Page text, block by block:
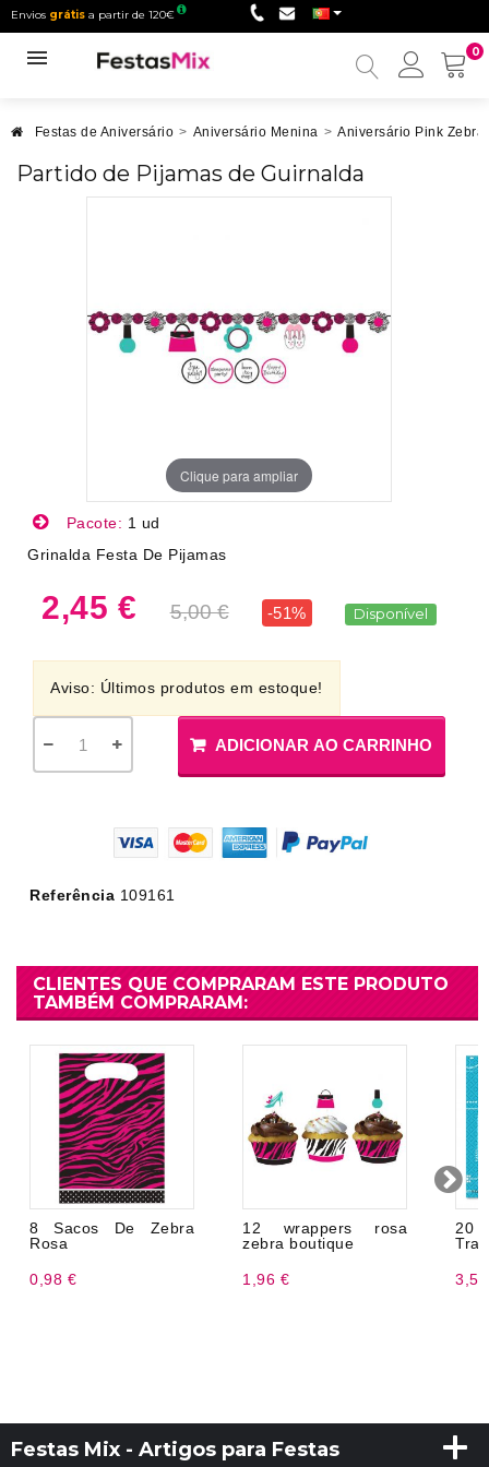
Envios grátis a partir de 120€
0
Minha
Festas de Aniversário > Aniversário Menina > Aniversário Pink Zebra
Partido de Pijamas de Guirnalda
Clique para ampliar
Pacote: 1 ud
Grinalda Festa De Pijamas
2,45 € 5,00 € -51% Disponível
Aviso: Últimos produtos em estoque!
ADICIONAR AO CARRINHO
Referência 109161
CLIENTES QUE COMPRARAM ESTE PRODUTO
TAMBÉM COMPRARAM:
8 Sacos De Zebra
Rosa
0,98 €
12 wrappers rosa
zebra boutique
1,96 €
20
Festas Mix - Artigos para Festas